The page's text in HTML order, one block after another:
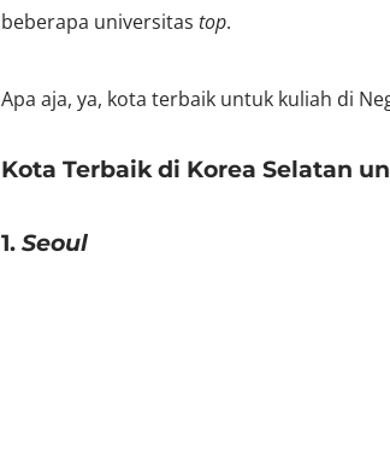
beberapa universitas top.
Apa aja, ya, kota terbaik untuk kuliah di
Kota Terbaik di Korea Selatan
1. Seoul